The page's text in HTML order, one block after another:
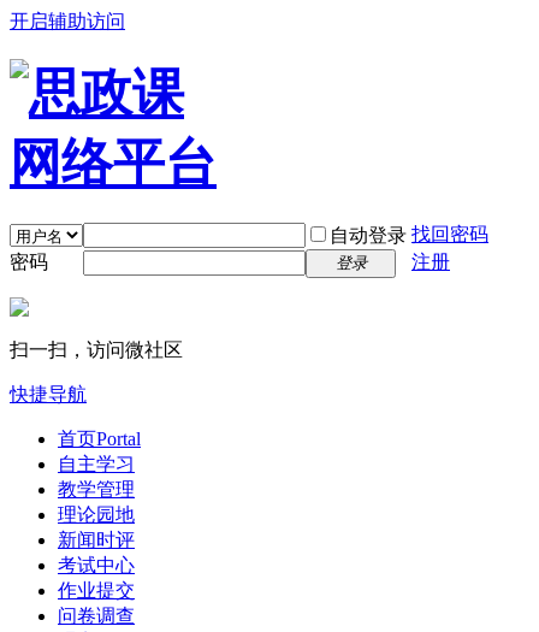
开启辅助访问
自动登录 找回密码
密码
登录 注册
扫一扫，访问微社区
快捷导航
首页Portal
自主学习
教学管理
理论园地
新闻时评
考试中心
作业提交
问卷调查